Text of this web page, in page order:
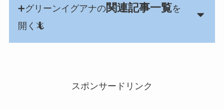
➕グリーンイグアナの関連記事一覧を
開く🦎
スポンサードリンク